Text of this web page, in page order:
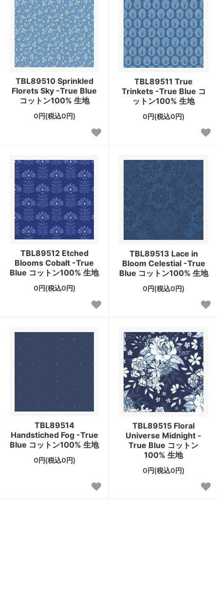
TBL89510 Sprinkled
Florets Sky -True Blue
コットン100% 生地
0円(税込0円)
TBL89511 True
Trinkets -True Blue コ
ットン100% 生地
0円(税込0円)
TBL89512 Etched
Blooms Cobalt -True
Blue コットン100% 生地
0円(税込0円)
TBL89513 Lace in
Bloom Celestial -True
Blue コットン100% 生地
0円(税込0円)
TBL89514
Handstiched Fog -True
Blue コットン100% 生地
0円(税込0円)
TBL89515 Floral
Universe Midnight -
True Blue コットン
100% 生地
0円(税込0円)